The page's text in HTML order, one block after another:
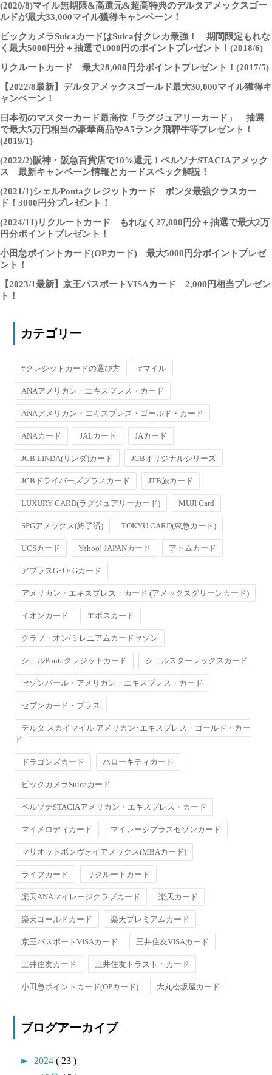
(2020/8)マイル無期限&高還元&超高特典のデルタアメックスゴー
ルドが最大33,000マイル獲得キャンペーン！
ビックカメラSuicaカードはSuica付クレカ最強！ 期間限定もれな
く最大5000円分＋抽選で1000円のポイントプレゼント！(2018/6)
リクルートカード 最大28,000円分ポイントプレゼント！(2017/5)
【2022/8最新】デルタアメックスゴールド最大30,000マイル獲得キ
ャンペーン！
日本初のマスターカード最高位「ラグジュアリーカード」 抽選
で最大5万円相当の豪華商品やA5ランク飛騨牛等プレゼント！
(2019/1)
(2022/2)阪神・阪急百貨店で10%還元！ペルソナSTACIAアメック
ス 最新キャンペーン情報とカードスペック解説！
(2021/1)シェルPontaクレジットカード ポンタ最強クラスカー
ド！3000円分プレゼント！
(2024/11)リクルートカード もれなく27,000円分＋抽選で最大2万
円分ポイントプレゼント！
小田急ポイントカード(OPカード) 最大5000円分ポイントプレゼ
ント！
【2023/1最新】京王パスポートVISAカード 2,000円相当プレゼン
ト！
カテゴリー
#クレジットカードの選び方 #マイル
ANAアメリカン・エキスプレス・カード
ANAアメリカン・エキスプレス・ゴールド・カード
ANAカード JALカード JAカード
JCB LINDA(リンダ)カード JCBオリジナルシリーズ
JCBドライバーズプラスカード JTB旅カード
LUXURY CARD(ラグジュアリーカード) MUJI Card
SPGアメックス(終了済) TOKYU CARD(東急カード)
UCSカード Yahoo! JAPANカード アトムカード
アプラスG･O･Gカード
アメリカン・エキスプレス・カード (アメックスグリーンカード)
イオンカード エポスカード
クラブ・オン/ミレニアムカードセゾン
シェルPontaクレジットカード シェルスターレックスカード
セゾンパール・アメリカン・エキスプレス・カード
セブンカード・プラス
デルタ スカイマイル アメリカン･エキスプレス・ゴールド・カー
ド
ドラゴンズカード ハローキティカード
ビックカメラSuicaカード
ペルソナSTACIAアメリカン・エキスプレス・カード
マイメロディカード マイレージプラスセゾンカード
マリオットボンヴォイアメックス(MBAカード)
ライフカード リクルートカード
楽天ANAマイレージクラブカード 楽天カード
楽天ゴールドカード 楽天プレミアムカード
京王パスポートVISAカード 三井住友VISAカード
三井住友カード 三井住友トラスト・カード
小田急ポイントカード(OPカード) 大丸松坂屋カード
ブログアーカイブ
► 2024( 23 )